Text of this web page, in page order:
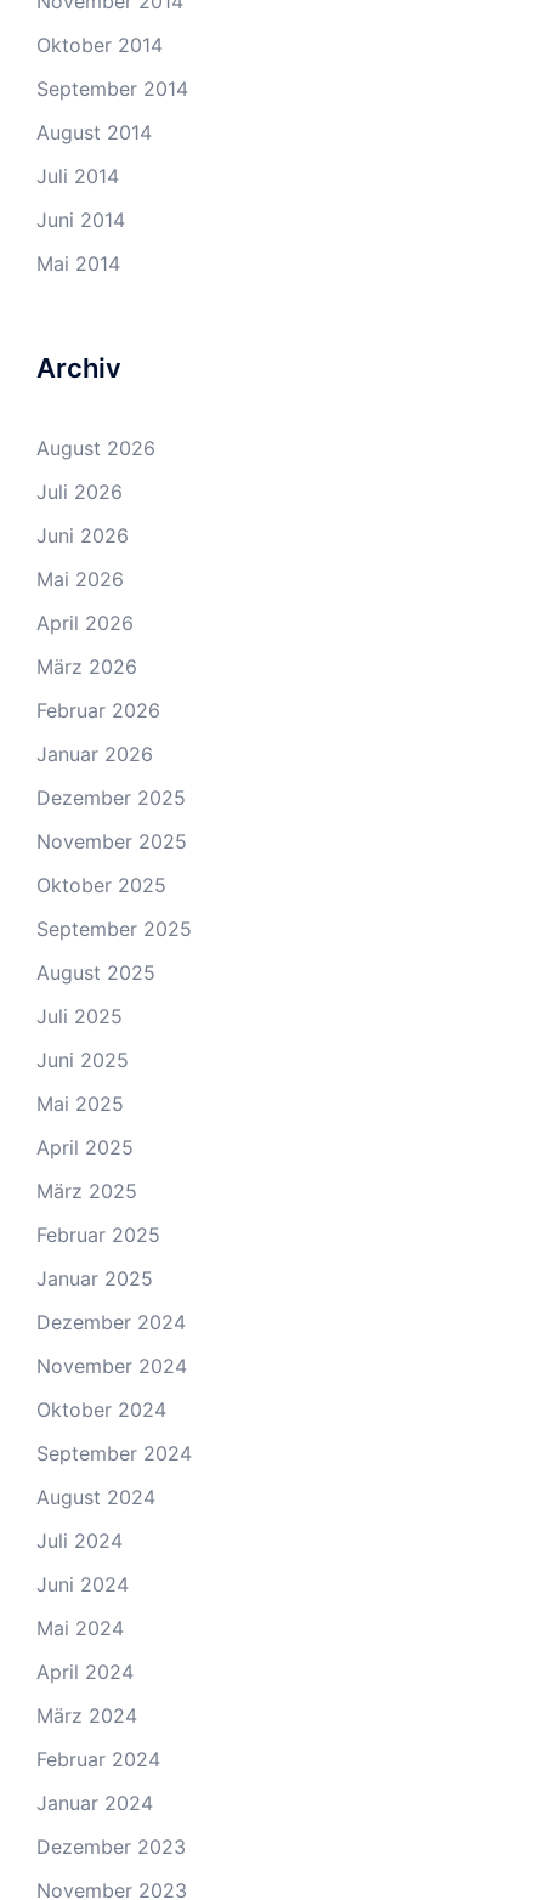
Oktober 2014
September 2014
August 2014
Juli 2014
Juni 2014
Mai 2014
Archiv
August 2026
Juli 2026
Juni 2026
Mai 2026
April 2026
März 2026
Februar 2026
Januar 2026
Dezember 2025
November 2025
Oktober 2025
September 2025
August 2025
Juli 2025
Juni 2025
Mai 2025
April 2025
März 2025
Februar 2025
Januar 2025
Dezember 2024
November 2024
Oktober 2024
September 2024
August 2024
Juli 2024
Juni 2024
Mai 2024
April 2024
März 2024
Februar 2024
Januar 2024
Dezember 2023
November 2023